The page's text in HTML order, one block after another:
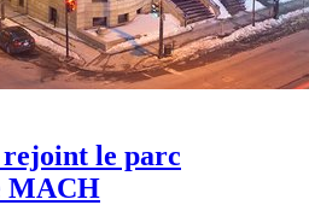
le parc
MACH